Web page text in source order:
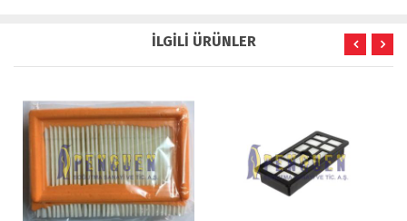
İLGİLİ ÜRÜNLER